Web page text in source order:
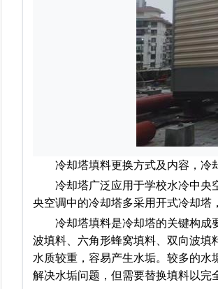
冷却塔填料更换方式及内容，冷却
冷却塔广泛应用于学校水冷中央空
央空调中的冷却塔多采用开式冷却塔
冷却塔填料是冷却塔的关键构成要
波填料、六角形蜂窝填料、双向波填
水质较重，容易产生水垢。较多的
解决水垢问题，但需要替换填料以完